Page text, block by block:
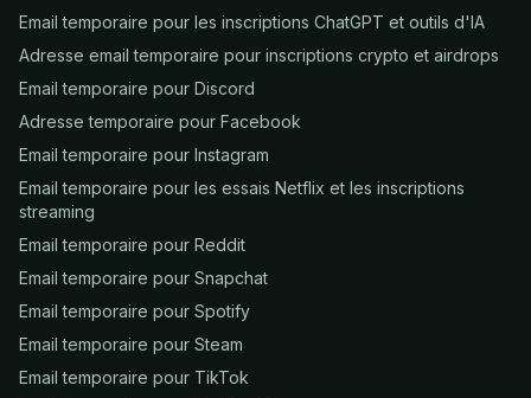
Email temporaire pour les inscriptions ChatGPT et outils d'IA
Adresse email temporaire pour inscriptions crypto et airdrops
Email temporaire pour Discord
Adresse temporaire pour Facebook
Email temporaire pour Instagram
Email temporaire pour les essais Netflix et les inscriptions
streaming
Email temporaire pour Reddit
Email temporaire pour Snapchat
Email temporaire pour Spotify
Email temporaire pour Steam
Email temporaire pour TikTok